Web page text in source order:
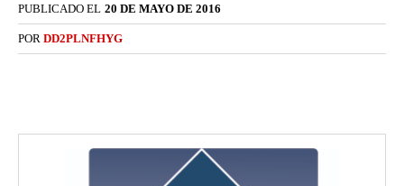
PUBLICADO EL 20 DE MAYO DE 2016
POR DD2PLNFHYG